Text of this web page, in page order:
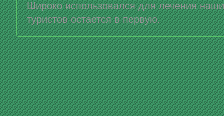
Широко использовался для лечения
туристов остается в первую.